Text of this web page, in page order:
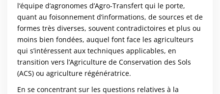
l’équipe d’agronomes d’Agro-Transfert qui le porte,
quant au foisonnement d’informations, de sources et de
formes très diverses, souvent contradictoires et plus ou
moins bien fondées, auquel font face les agriculteurs
qui s’intéressent aux techniques applicables, en
transition vers l’Agriculture de Conservation des Sols
(ACS) ou agriculture régénératrice.
En se concentrant sur les questions relatives à la